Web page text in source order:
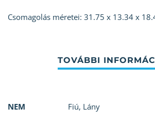
Csomagolás méretei: ‎31.75 x 13.34 x
NEM Fiú, Lány